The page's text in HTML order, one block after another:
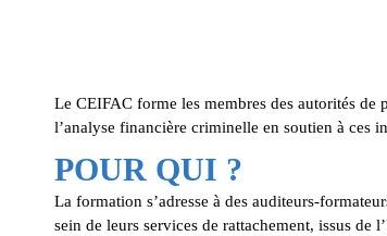
Le CEIFAC forme les membres des autorités
l’analyse financière criminelle en soutien à ces
POUR QUI ?
La formation s’adresse à des auditeurs-
sein de leurs services de rattachement, issus de